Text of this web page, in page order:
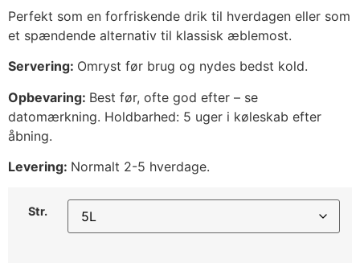
Perfekt som en forfriskende drik til hverdagen eller som
et spændende alternativ til klassisk æblemost.
Servering: Omryst før brug og nydes bedst kold.
Opbevaring: Best før, ofte god efter – se
datomærkning. Holdbarhed: 5 uger i køleskab efter
åbning.
Levering: Normalt 2-5 hverdage.
Str.